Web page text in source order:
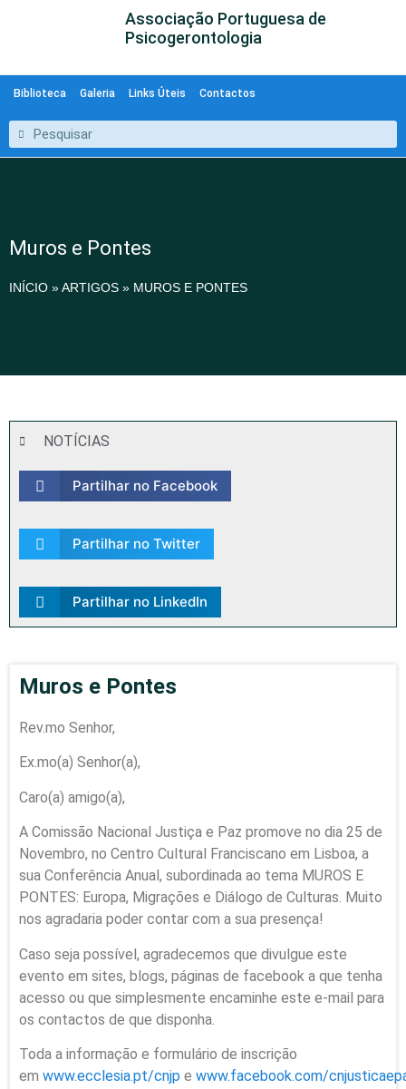
Associação Portuguesa de
Psicogerontologia
Biblioteca Galeria Links Úteis Contactos
Muros e Pontes
INÍCIO »ARTIGOS » MUROS E PONTES
NOTÍCIAS
Partilhar no Facebook
Partilhar no Twitter
Partilhar no LinkedIn
Muros e Pontes
Rev.mo Senhor,
Ex.mo(a) Senhor(a),
Caro(a) amigo(a),
A Comissão Nacional Justiça e Paz promove no dia 25 de
Novembro, no Centro Cultural Franciscano em Lisboa, a
sua Conferência Anual, subordinada ao tema MUROS E
PONTES: Europa, Migrações e Diálogo de Culturas. Muito
nos agradaria poder contar com a sua presença!
Caso seja possível, agradecemos que divulgue este
evento em sites, blogs, páginas de facebook a que tenha
acesso ou que simplesmente encaminhe este e-mail para
os contactos de que disponha.
Toda a informação e formulário de inscrição
em www.ecclesia.pt/cnjp e www.facebook.com/